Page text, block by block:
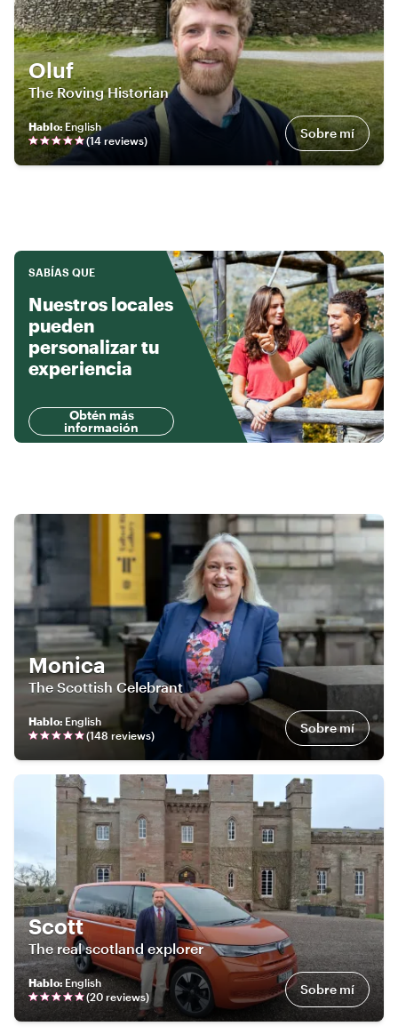
Oluf
The Roving Historian
Hablo: English
(14 reviews) Sobre mí
SABÍAS QUE
Nuestros locales
pueden
personalizar tu
experiencia
Obtén más
información
Monica
The Scottish Celebrant
Hablo: English
(148 reviews) Sobre mí
Scott
The real scotland explorer
Hablo: English
(20 reviews) Sobre mí